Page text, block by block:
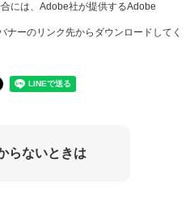
には、Adobe社が提供するAdobe
ーのリンク先からダウンロードしてく
らないときは